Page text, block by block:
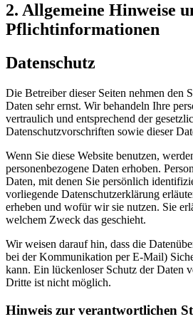
2. Allgemeine Hinweise
Pflichtinformationen
Datenschutz
Die Betreiber dieser Seiten nehmen den
Daten sehr ernst. Wir behandeln Ihre
vertraulich und entsprechend der
Datenschutzvorschriften sowie dieser
Wenn Sie diese Website benutzen,
personenbezogene Daten erhoben.
Daten, mit denen Sie persönlich
vorliegende Datenschutzerklärung
erheben und wofür wir sie nutzen. Sie
welchem Zweck das geschieht.
Wir weisen darauf hin, dass die
bei der Kommunikation per E-Mail)
kann. Ein lückenloser Schutz der Daten
Dritte ist nicht möglich.
Hinweis zur verantwortlichen